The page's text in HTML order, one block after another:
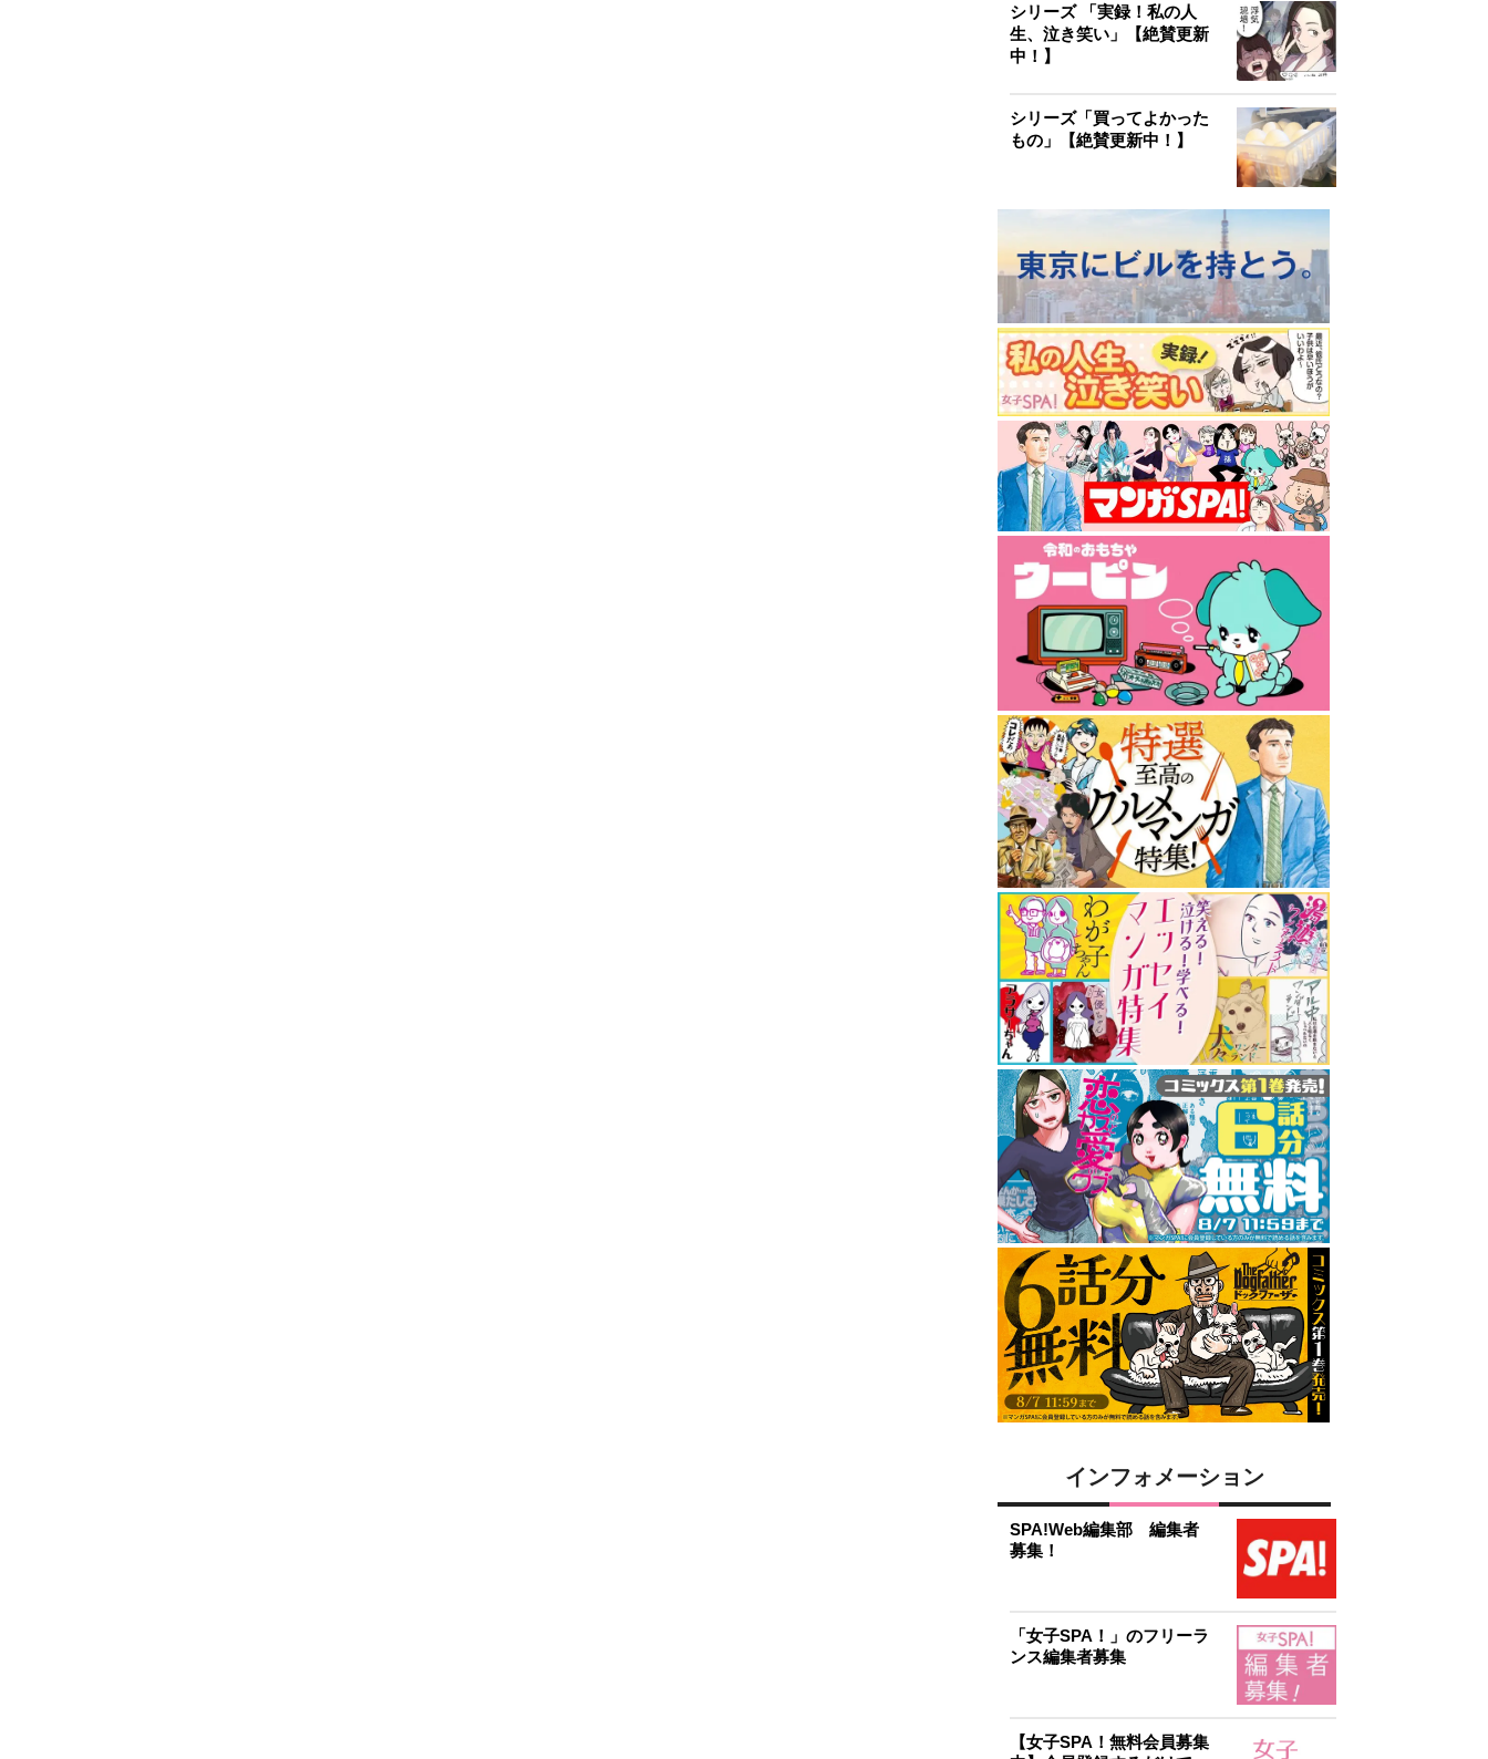
シリーズ 「実録！私の人
生、泣き笑い」【絶賛更新
中！】
シリーズ「買ってよかった
もの」【絶賛更新中！】
インフォメーション
SPA!Web編集部 編集者
募集！
「女子SPA！」のフリーラ
ンス編集者募集
【女子SPA！無料会員募集